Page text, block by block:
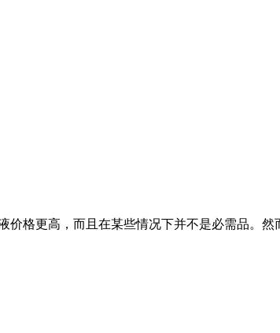
格更高，而且在某些情况下并不是必需品。